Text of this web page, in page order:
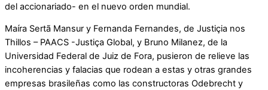
del accionariado- en el nuevo orden mundial.
Maíra Sertã Mansur y Fernanda Fernandes, de Justiçia nos
Thillos – PAACS -Justiça Global, y Bruno Milanez, de la
Universidad Federal de Juiz de Fora, pusieron de relieve las
incoherencias y falacias que rodean a estas y otras grandes
empresas brasileñas como las constructoras Odebrecht y